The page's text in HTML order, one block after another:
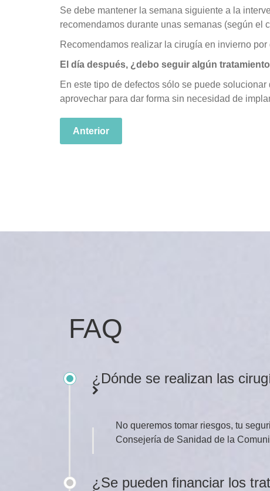
Se debe mantener la semana siguiente a la
recomendamos durante unas semanas (según el
Recomendamos realizar la cirugía en invierno por
El día después, ¿debo seguir algún
En este tipo de defectos sólo se puede
aprovechar para dar forma sin necesidad de
Anterior
FAQ
¿Dónde se realizan las
No queremos tomar riesgos, tu
Consejería de Sanidad de la
¿Se pueden financiar los